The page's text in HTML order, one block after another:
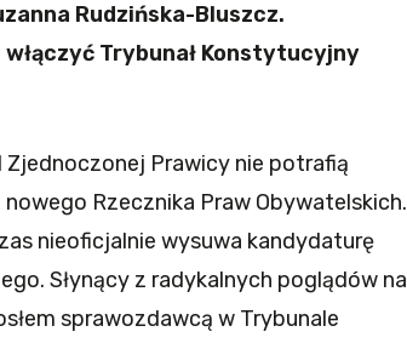
Rudzińska-Bluszcz.
Trybunał Konstytucyjny
Zjednoczonej Prawicy nie potrafią
Rzecznika Praw Obywatelskich.
nieoficjalnie wysuwa kandydaturę
Słynący z radykalnych poglądów na
sprawozdawcą w Trybunale